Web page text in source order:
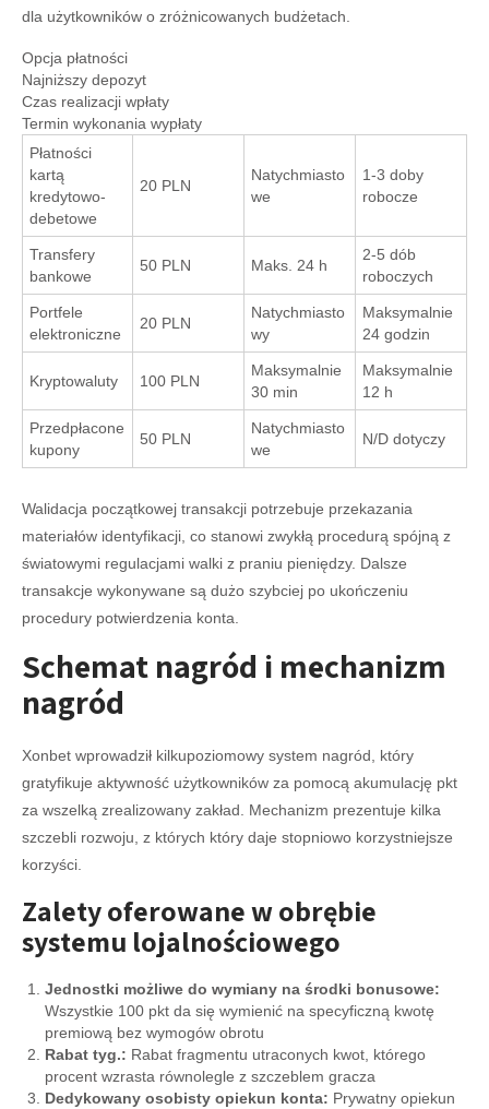
dla użytkowników o zróżnicowanych budżetach.
Opcja płatności
Najniższy depozyt
Czas realizacji wpłaty
Termin wykonania wypłaty
Płatności
kartą
kredytowo-
debetowe
20 PLN
Natychmiasto
we
1-3 doby
robocze
Transfery
bankowe
50 PLN Maks. 24 h
2-5 dób
roboczych
Portfele
elektroniczne
20 PLN
Natychmiasto
wy
Maksymalnie
24 godzin
Kryptowaluty 100 PLN
Maksymalnie
30 min
Maksymalnie
12 h
Przedpłacone
kupony
50 PLN
Natychmiasto
we
N/D dotyczy
Walidacja początkowej transakcji potrzebuje przekazania
materiałów identyfikacji, co stanowi zwykłą procedurą spójną z
światowymi regulacjami walki z praniu pieniędzy. Dalsze
transakcje wykonywane są dużo szybciej po ukończeniu
procedury potwierdzenia konta.
Schemat nagród i mechanizm
nagród
Xonbet wprowadził kilkupoziomowy system nagród, który
gratyfikuje aktywność użytkowników za pomocą akumulację pkt
za wszelką zrealizowany zakład. Mechanizm prezentuje kilka
szczebli rozwoju, z których który daje stopniowo korzystniejsze
korzyści.
Zalety oferowane w obrębie
systemu lojalnościowego
Jednostki możliwe do wymiany na środki bonusowe:
Wszystkie 100 pkt da się wymienić na specyficzną kwotę
premiową bez wymogów obrotu
Rabat tyg.: Rabat fragmentu utraconych kwot, którego
procent wzrasta równolegle z szczeblem gracza
Dedykowany osobisty opiekun konta: Prywatny opiekun